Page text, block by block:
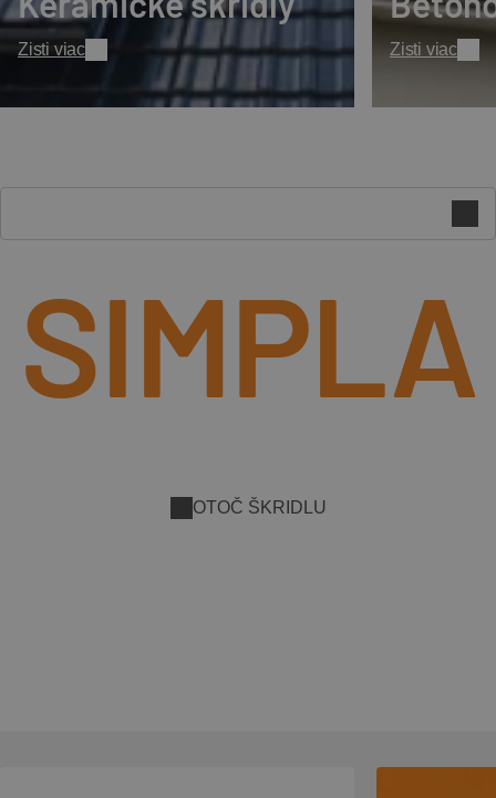
Zisti viac Zisti viac
SIMPLA
OTOČ ŠKRIDLU